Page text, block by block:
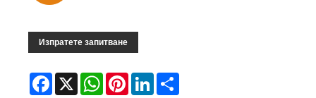
Изпратете запитване
Facebook
X WhatsAppPinterestLinkedIn